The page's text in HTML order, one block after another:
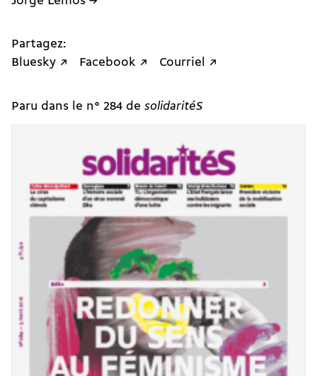
Partagez:
Bluesky ↗
Facebook ↗ Courriel ↗
Paru dans le n° 284 de solidaritéS